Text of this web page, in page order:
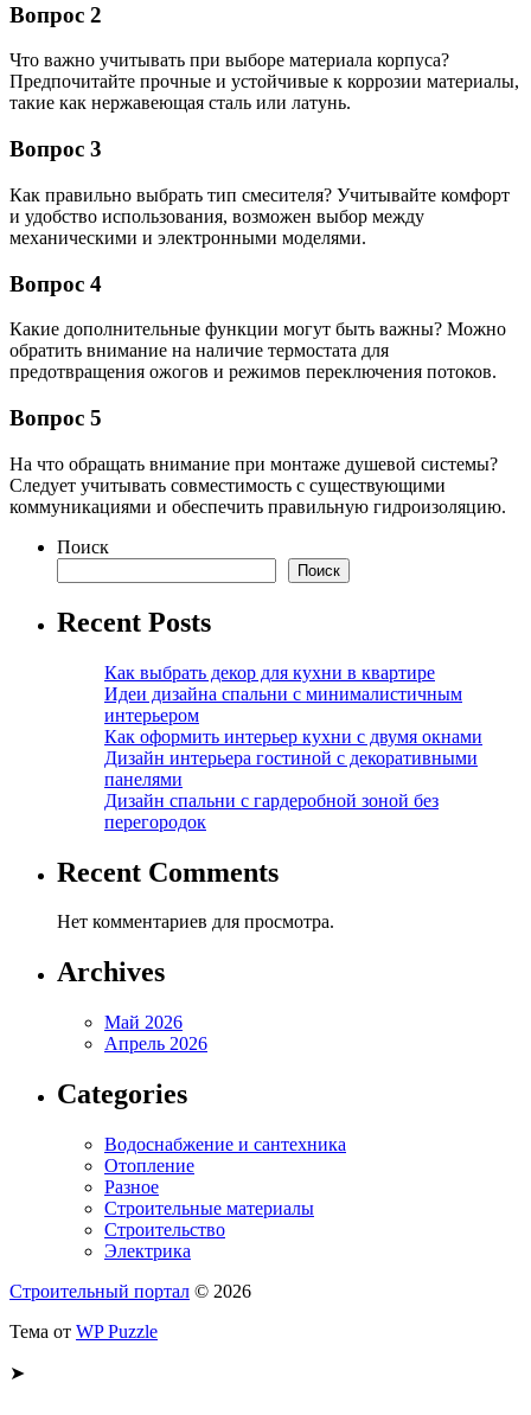
Вопрос 2
Что важно учитывать при выборе материала корпуса?
Предпочитайте прочные и устойчивые к коррозии материалы,
такие как нержавеющая сталь или латунь.
Вопрос 3
Как правильно выбрать тип смесителя? Учитывайте комфорт
и удобство использования, возможен выбор между
механическими и электронными моделями.
Вопрос 4
Какие дополнительные функции могут быть важны? Можно
обратить внимание на наличие термостата для
предотвращения ожогов и режимов переключения потоков.
Вопрос 5
На что обращать внимание при монтаже душевой системы?
Следует учитывать совместимость с существующими
коммуникациями и обеспечить правильную гидроизоляцию.
Поиск
Поиск
Recent Posts
Как выбрать декор для кухни в квартире
Идеи дизайна спальни с минималистичным
интерьером
Как оформить интерьер кухни с двумя окнами
Дизайн интерьера гостиной с декоративными
панелями
Дизайн спальни с гардеробной зоной без
перегородок
Recent Comments
Нет комментариев для просмотра.
Archives
Май 2026
Апрель 2026
Categories
Водоснабжение и сантехника
Отопление
Разное
Строительные материалы
Строительство
Электрика
Строительный портал © 2026
Тема от WP Puzzle
➤